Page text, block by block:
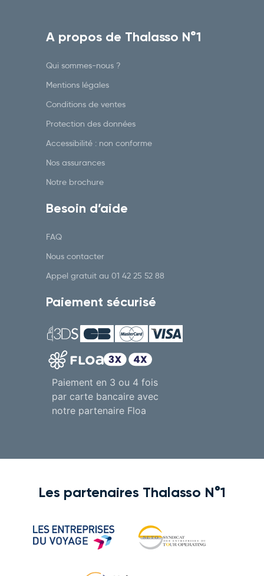
A propos de Thalasso N°1
Qui sommes-nous ?
Mentions légales
Conditions de ventes
Protection des données
Accessibilité : non conforme
Nos assurances
Notre brochure
Besoin d’aide
FAQ
Nous contacter
Appel gratuit au 01 42 25 52 88
Paiement sécurisé
Paiement en 3 ou 4 fois
par carte bancaire avec
notre partenaire Floa
Les partenaires Thalasso N°1